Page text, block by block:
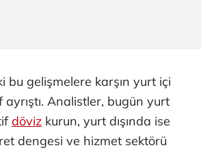
bu gelişmelere karşın yurt içi
Analistler, bugün yurt
döviz kurun, yurt dışında ise
dengesi ve hizmet sektörü